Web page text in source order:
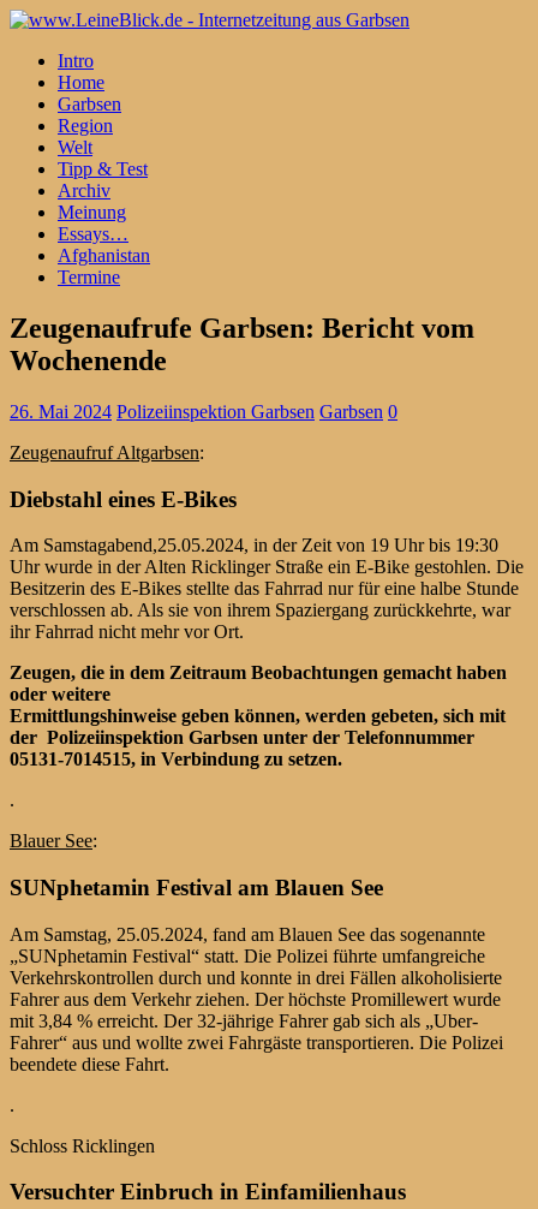
Intro
Home
Garbsen
Region
Welt
Tipp & Test
Archiv
Meinung
Essays…
Afghanistan
Termine
Zeugenaufrufe Garbsen: Bericht vom
Wochenende
26. Mai 2024 Polizeiinspektion Garbsen Garbsen 0
Zeugenaufruf Altgarbsen:
Diebstahl eines E-Bikes
Am Samstagabend,25.05.2024, in der Zeit von 19 Uhr bis 19:30
Uhr wurde in der Alten Ricklinger Straße ein E-Bike gestohlen. Die
Besitzerin des E-Bikes stellte das Fahrrad nur für eine halbe Stunde
verschlossen ab. Als sie von ihrem Spaziergang zurückkehrte, war
ihr Fahrrad nicht mehr vor Ort.
Zeugen, die in dem Zeitraum Beobachtungen gemacht haben
oder weitere
Ermittlungshinweise geben können, werden gebeten, sich mit
der Polizeiinspektion Garbsen unter der Telefonnummer
05131-7014515, in Verbindung zu setzen.
.
Blauer See:
SUNphetamin Festival am Blauen See
Am Samstag, 25.05.2024, fand am Blauen See das sogenannte
„SUNphetamin Festival“ statt. Die Polizei führte umfangreiche
Verkehrskontrollen durch und konnte in drei Fällen alkoholisierte
Fahrer aus dem Verkehr ziehen. Der höchste Promillewert wurde
mit 3,84 % erreicht. Der 32-jährige Fahrer gab sich als „Uber-
Fahrer“ aus und wollte zwei Fahrgäste transportieren. Die Polizei
beendete diese Fahrt.
.
Schloss Ricklingen
Versuchter Einbruch in Einfamilienhaus